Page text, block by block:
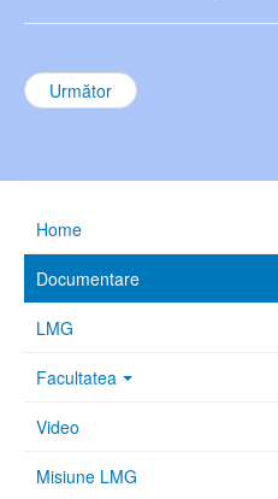
Următor
Home
Documentare
LMG
Facultatea
Video
Misiune LMG